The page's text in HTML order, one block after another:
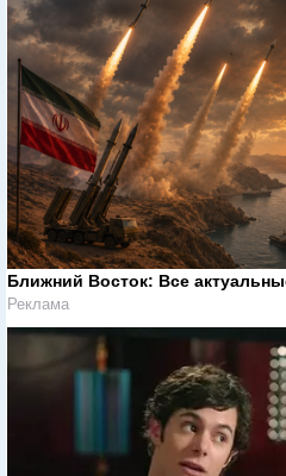
Ближний Восток: Все
Реклама